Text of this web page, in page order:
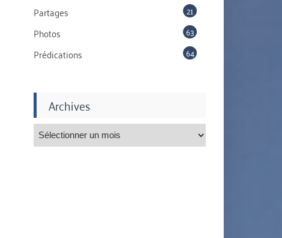
Partages 21
Photos 63
Prédications 64
Archives